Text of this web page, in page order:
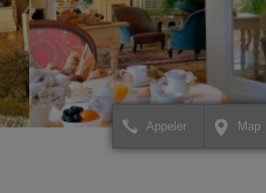
Appeler Map